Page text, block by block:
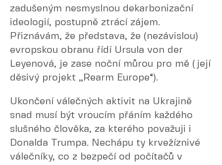
zadušeným nesmyslnou dekarbonizační
ideologií, postupně ztrácí zájem.
Přiznávám, že představa, že (nezávislou)
evropskou obranu řídí Ursula von der
Leyenová, je zase noční můrou pro mě (její
děsivý projekt „Rearm Europe“).
Ukončení válečných aktivit na Ukrajině
snad musí být vroucím přáním každého
slušného člověka, za kterého považuji i
Donalda Trumpa. Nechápu ty krvežíznivé
válečníky, co z bezpečí od počítačů v